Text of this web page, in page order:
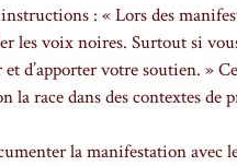
: « Lors des
les voix noires. Surtout si
d’apporter votre soutien. »
la race dans des contextes de
la manifestation avec